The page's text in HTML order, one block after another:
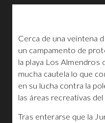
Cerca de una veintena
un campamento de
la playa Los Almendros
mucha cautela lo que
en su lucha contra la
las áreas recreativas
Tras enterarse que la